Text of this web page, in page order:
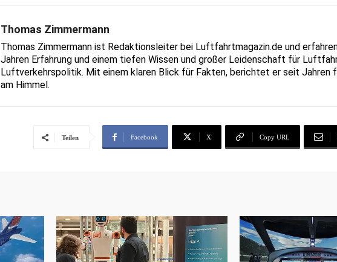
Thomas Zimmermann
Thomas Zimmermann ist Redaktionsleiter bei Luftfahrtmagazin.de und
Jahren Erfahrung und einem tiefen Wissen und großer Leidenschaft für
Luftverkehrspolitik. Mit einem klaren Blick für Fakten, berichtet er seit Jahren
am Himmel.
Teilen Facebook X Copy URL